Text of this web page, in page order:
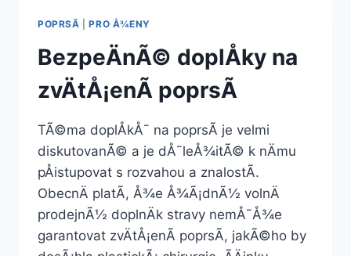
POPRSÃ­ |PRO Å¾ENY
BezpeÄnÃ© doplÅky na
zvÄtÅ¡enÃ­ poprsÃ­
TÃ©ma doplÅkÅ¯ na poprsÃ­ je velmi
diskutovanÃ© a je dÅ¯leÅ¾itÃ© k nÄmu
pÅistupovat s rozvahou a znalostÃ­.
ObecnÄ platÃ­, Å¾e Å¾Ã¡dnÃ½ volnÄ
prodejnÃ½ doplnÄk stravy nemÅ¯Å¾e
garantovat zvÄtÅ¡enÃ­ poprsÃ­, jakÃ©ho by